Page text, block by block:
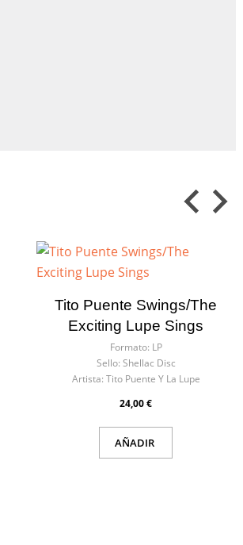
Tito Puente Swings/The
Exciting Lupe Sings
Formato: LP
Sello: Shellac Disc
Artista: Tito Puente Y La Lupe
24,00 €
AÑADIR